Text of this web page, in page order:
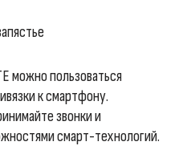
можно пользоваться
к смартфону.
звонки и
смарт-технологий.